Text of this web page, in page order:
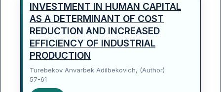
INVESTMENT IN HUMAN CAPITAL
AS A DETERMINANT OF COST
REDUCTION AND INCREASED
EFFICIENCY OF INDUSTRIAL
PRODUCTION
Turebekov Anvarbek Adilbekovich, (Author)
57-61